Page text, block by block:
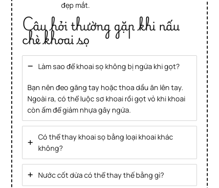
đẹp mắt.
Câu hỏi thường gặp khi nấu
chè khoai sọ
Làm sao để khoai sọ không bị ngứa khi gọt?
Bạn nên đeo găng tay hoặc thoa dầu ăn lên tay.
Ngoài ra, có thể luộc sơ khoai rồi gọt vỏ khi khoai
còn ấm để giảm nhựa gây ngứa.
Có thể thay khoai sọ bằng loại khoai khác
không?
Nước cốt dừa có thể thay thế bằng gì?